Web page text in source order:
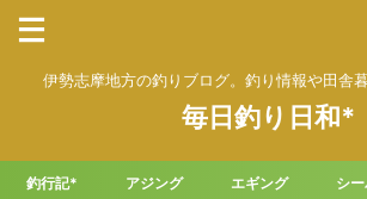
伊勢志摩地方の釣りブログ。釣り情報や田舎
毎日釣り日和*
釣行記* アジング エギング シ